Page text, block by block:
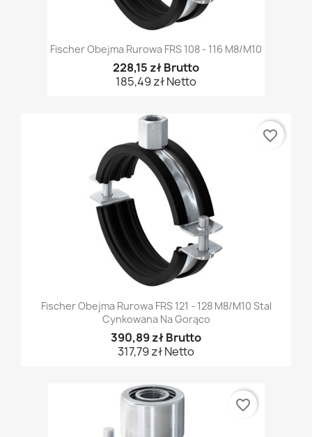
Fischer Obejma Rurowa FRS 108 - 116 M8/M10
228,15 zł Brutto
185,49 zł Netto
Fischer Obejma Rurowa FRS 121 - 128 M8/M10 Stal
Cynkowana Na Gorąco
390,89 zł Brutto
317,79 zł Netto
favorite_border
favorite_border